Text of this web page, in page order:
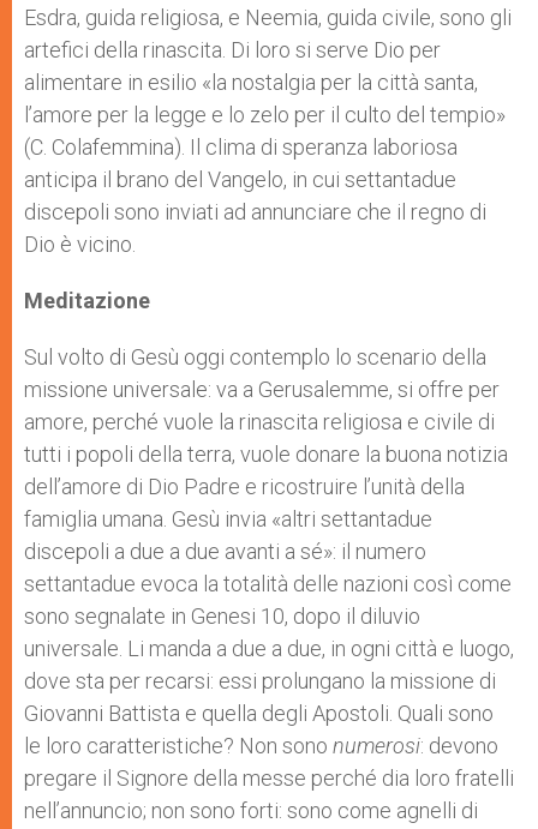
Esdra, guida religiosa, e Neemia, guida civile, sono gli
artefici della rinascita. Di loro si serve Dio per
alimentare in esilio «la nostalgia per la città santa,
l’amore per la legge e lo zelo per il culto del tempio»
(C. Colafemmina). Il clima di speranza laboriosa
anticipa il brano del Vangelo, in cui settantadue
discepoli sono inviati ad annunciare che il regno di
Dio è vicino.
Meditazione
Sul volto di Gesù oggi contemplo lo scenario della
missione universale: va a Gerusalemme, si offre per
amore, perché vuole la rinascita religiosa e civile di
tutti i popoli della terra, vuole donare la buona notizia
dell’amore di Dio Padre e ricostruire l’unità della
famiglia umana. Gesù invia «altri settantadue
discepoli a due a due avanti a sé»: il numero
settantadue evoca la totalità delle nazioni così come
sono segnalate in Genesi 10, dopo il diluvio
universale. Li manda a due a due, in ogni città e luogo,
dove sta per recarsi: essi prolungano la missione di
Giovanni Battista e quella degli Apostoli. Quali sono
le loro caratteristiche? Non sono numerosi: devono
pregare il Signore della messe perché dia loro fratelli
nell’annuncio; non sono forti: sono come agnelli di